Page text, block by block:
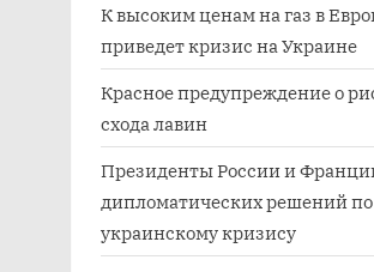
К высоким ценам на газ в
приведет кризис на Украине
Красное предупреждение о
схода лавин
Президенты России и
дипломатических решений по
украинскому кризису